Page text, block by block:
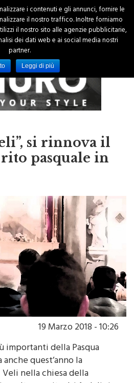
si rinnova il
pasquale in
19 Marzo 2018 - 10:26
importanti della Pasqua
quest’anno la
nella chiesa della
i contenuti e gli annunci, fornire le
il nostro traffico. Inoltre forniamo
il nostro sito alle agenzie pubblicitarie,
dei dati web e ai social media nostri
partner.
Leggi di più